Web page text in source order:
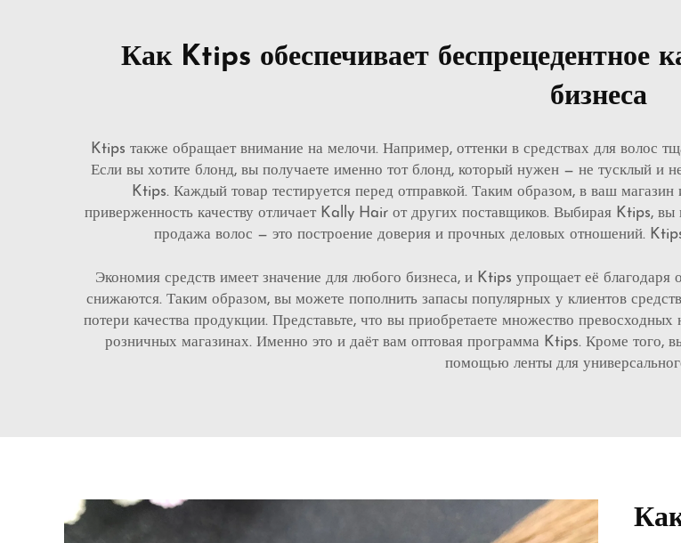
Как Ktips обеспечивает беспрецедентное
бизнеса
Ktips также обращает внимание на мелочи. Например, оттенки в средствах для волос
Если вы хотите блонд, вы получаете именно тот блонд, который нужен — не тусклый и
Ktips. Каждый товар тестируется перед отправкой. Таким образом, в ваш
приверженность качеству отличает Kally Hair от других поставщиков. Выбирая Ktips,
продажа волос — это построение доверия и прочных деловых отношений.
Экономия средств имеет значение для любого бизнеса, и Ktips упрощает её
снижаются. Таким образом, вы можете пополнить запасы популярных у клиентов
потери качества продукции. Представьте, что вы приобретаете множество
розничных магазинах. Именно это и даёт вам оптовая программа Ktips. Кроме того,
помощью ленты для